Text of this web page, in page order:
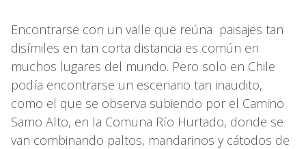
Encontrarse con un valle que reúna paisajes tan
disímiles en tan corta distancia es común en
muchos lugares del mundo. Pero solo en Chile
podía encontrarse un escenario tan inaudito,
como el que se observa subiendo por el Camino
Samo Alto, en la Comuna Río Hurtado, donde se
van combinando paltos, mandarinos y cátodos de